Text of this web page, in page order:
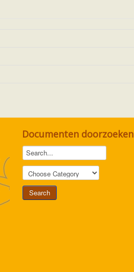
Documenten doorzoeken